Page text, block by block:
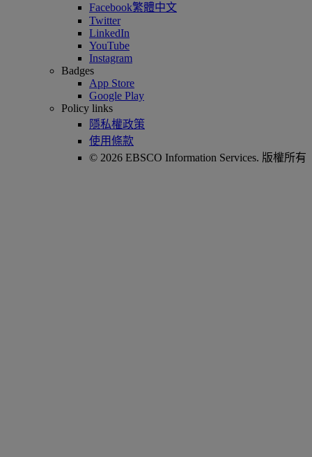
Facebook繁體中文
Twitter
LinkedIn
YouTube
Instagram
Badges
App Store
Google Play
Policy links
隱私權政策
使用條款
© 2026 EBSCO Information Services. 版權所有